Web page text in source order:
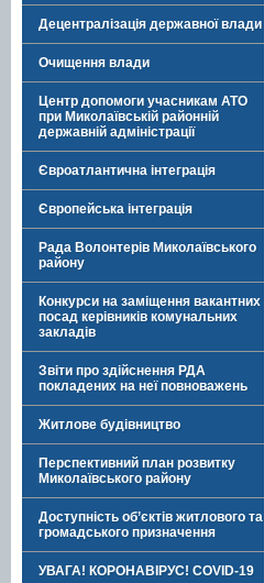
Децентралізація державної влади
Очищення влади
Центр допомоги учасникам АТО
при Миколаївській районній
державній адміністрації
Євроатлантична інтеграція
Європейська інтеграція
Рада Волонтерів Миколаївського
району
Конкурси на заміщення вакантних
посад керівників комунальних
закладів
Звіти про здійснення РДА
покладених на неї повноважень
Житлове будівництво
Перспективний план розвитку
Миколаївського району
Доступність об’єктів житлового та
громадського призначення
УВАГА! КОРОНАВІРУС! COVID-19